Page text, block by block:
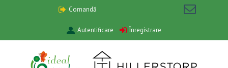
Comandă
Autentificare Înregistrare